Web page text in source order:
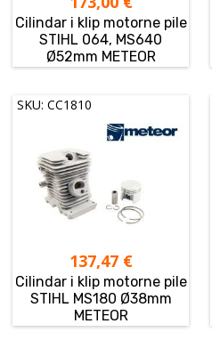
Cilindar i klip motorne pile
STIHL 064, MS640
Ø52mm METEOR
SKU: CC1810
137,47 €
Cilindar i klip motorne pile
STIHL MS180 Ø38mm
METEOR